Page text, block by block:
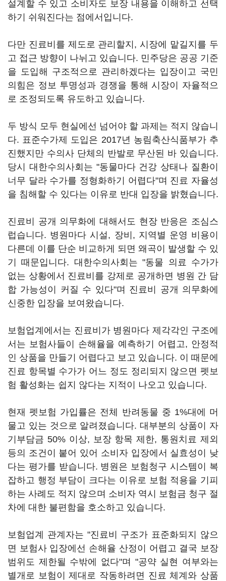
설계할 수 있고 소비자도 보장 내용을 이해하고 선택
하기 쉬워진다는 점에서입니다.
다만 진료비를 제도로 관리할지, 시장에 맡길지를 두
고 접근 방향이 나뉘고 있습니다. 민주당은 공공 기준
을 도입해 구조적으로 관리하겠다는 입장이고 국민
의힘은 정보 투명성과 경쟁을 통해 시장이 자율적으
로 조정되도록 유도하고 있습니다.
두 방식 모두 현실에선 넘어야 할 과제는 적지 않습니
다. 표준수가제 도입은 2017년 농림축산식품부가 추
진했지만 수의사 단체의 반발로 무산된 바 있습니다.
당시 대한수의사회는 "동물마다 건강 상태나 질환이
너무 달라 수가를 정형화하기 어렵다"며 진료 자율성
을 침해할 수 있다는 이유로 반대 입장을 밝혔습니다.
진료비 공개 의무화에 대해서도 현장 반응은 조심스
럽습니다. 병원마다 시설, 장비, 지역별 운영 비용이
다른데 이를 단순 비교하게 되면 왜곡이 발생할 수 있
기 때문입니다. 대한수의사회는 "동물 의료 수가가
없는 상황에서 진료비를 강제로 공개하면 병원 간 담
합 가능성이 커질 수 있다"며 진료비 공개 의무화에
신중한 입장을 보여왔습니다.
보험업계에서는 진료비가 병원마다 제각각인 구조에
서는 보험사들이 손해율을 예측하기 어렵고, 안정적
인 상품을 만들기 어렵다고 보고 있습니다. 이 때문에
진료 항목별 수가가 어느 정도 정리되지 않으면 펫보
험 활성화는 쉽지 않다는 지적이 나오고 있습니다.
현재 펫보험 가입률은 전체 반려동물 중 1%대에 머
물고 있는 것으로 알려졌습니다. 대부분의 상품이 자
기부담금 50% 이상, 보장 항목 제한, 통원치료 제외
등의 조건이 붙어 있어 소비자 입장에서 실효성이 낮
다는 평가를 받습니다. 병원은 보험청구 시스템이 복
잡하고 행정 부담이 크다는 이유로 보험 적용을 기피
하는 사례도 적지 않으며 소비자 역시 보험금 청구 절
차에 대한 불편함을 호소하고 있습니다.
보험업계 관계자는 "진료비 구조가 표준화되지 않으
면 보험사 입장에선 손해율 산정이 어렵고 결국 보장
범위도 제한될 수밖에 없다"며 "공약 실현 여부와는
별개로 보험이 제대로 작동하려면 진료 체계와 상품